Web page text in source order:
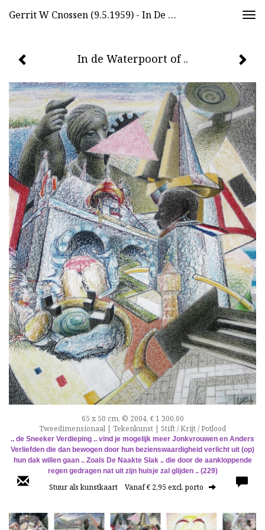
Gerrit W Cnossen (9.5.1959) - In De Waterpoort Of ..
In de Waterpoort of ..
65 x 50 cm, © 2004, € 1 300,00
Tweedimensionaal | Tekenkunst | Stift / Krijt / Potlood
.. de Sneeker Verdieping .. vind je mogelijk meer Jonkvrouwen en Anders
Verliefden die dan bewogen door hun bezienswaardigheid verlicht uit (op)
hun dak willen gaan .. Zoals De Naakte Slak .. die door de aankloppende
regen gedragen nat uit zijn huisje zal glijden .. (229)
Stuur als kunstkaart Vanaf € 2,95 excl. porto